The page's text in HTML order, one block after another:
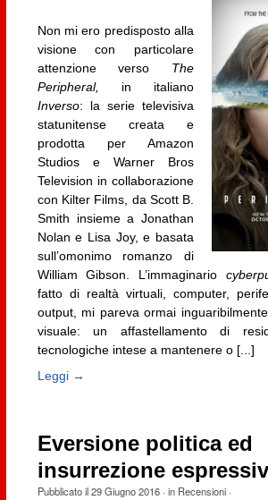
Non mi ero predisposto alla
visione con particolare
attenzione verso The
Peripheral, in italiano
Inverso: la serie televisiva
statunitense creata e
prodotta per Amazon
Studios e Warner Bros
Television in collaborazione
con Kilter Films, da Scott B.
Smith insieme a Jonathan
Nolan e Lisa Joy, e basata
sull’omonimo romanzo di
William Gibson. L’immaginario
fatto di realtà virtuali, computer,
output, mi pareva ormai
visuale: un affastellamento di
tecnologiche intese a mantenere o [...]
Leggi →
Eversione politica ed
insurrezione
Pubblicato il29 Giugno 2016· in Recensioni·